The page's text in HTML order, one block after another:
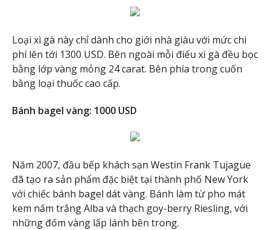
Loại xì gà này chỉ dành cho giới nhà giàu với mức chi
phí lên tới 1300 USD. Bên ngoài mỗi điếu xì gà đều bọc
bằng lớp vàng mỏng 24 carat. Bên phía trong cuốn
bằng loại thuốc cao cấp.
Bánh bagel vàng: 1000 USD
Năm 2007, đầu bếp khách sạn Westin Frank Tujague
đã tạo ra sản phẩm đặc biệt tại thành phố New York
với chiếc bánh bagel dát vàng. Bánh làm từ pho mát
kem nấm trắng Alba và thạch goy-berry Riesling, với
những đốm vàng lấp lánh bên trong.